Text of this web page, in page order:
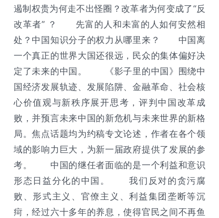
遏制权贵为何走不出怪圈？改革者为何变成了“反
改革者” ？ 先富的人和未富的人如何安然相
处？中国知识分子的权力从哪里来？ 中国离
一个真正的世界大国还很远，民众的集体偏好决
定了未来的中国。 《影子里的中国》围绕中
国经济发展轨迹、发展陷阱、金融革命、社会核
心价值观与新秩序展开思考，评判中国改革成
败，并预言未来中国的新危机与未来世界的新格
局。焦点话题均为约稿专文论述，作者在各个领
域的影响力巨大，为新一届政府提供了发展的参
考。 中国的继任者面临的是一个利益和意识
形态日益分化的中国。 我们反对的贪污腐
败、形式主义、官僚主义、利益集团垄断等沉
疴，经过六十多年的养息，使得官民之间不再鱼